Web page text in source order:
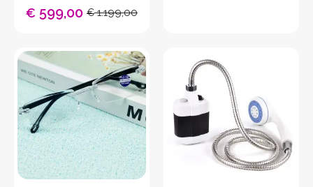
€1.199,00
Original
was:
€ 1.199,00.
€ 599,00Current
is:
€ 599,00.